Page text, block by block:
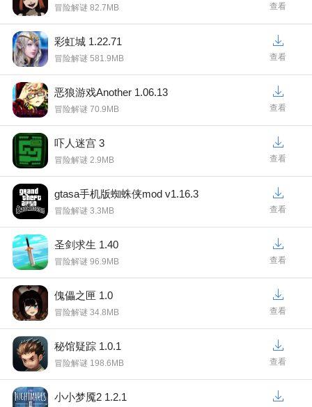
冒险解谜 82.7MB 查看
彩虹城 1.22.71
冒险解谜 581.9MB 查看
恶狼游戏Another 1.06.13
冒险解谜 70.9MB 查看
吓人迷宫 3
冒险解谜 2.9MB 查看
gtasa手机版蜘蛛侠mod v1.16.3
冒险解谜 3.3MB 查看
圣剑求生 1.40
冒险解谜 96.9MB 查看
傀儡之匣 1.0
冒险解谜 34.8MB 查看
秘馆疑踪 1.0.1
冒险解谜 198.6MB 查看
小小梦魇2 1.2.1